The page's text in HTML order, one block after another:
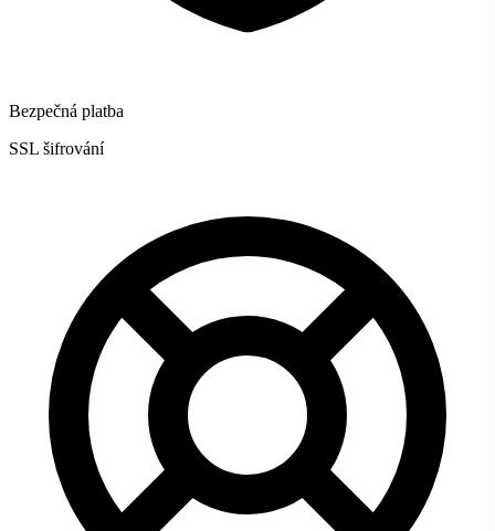
Bezpečná platba
SSL šifrování